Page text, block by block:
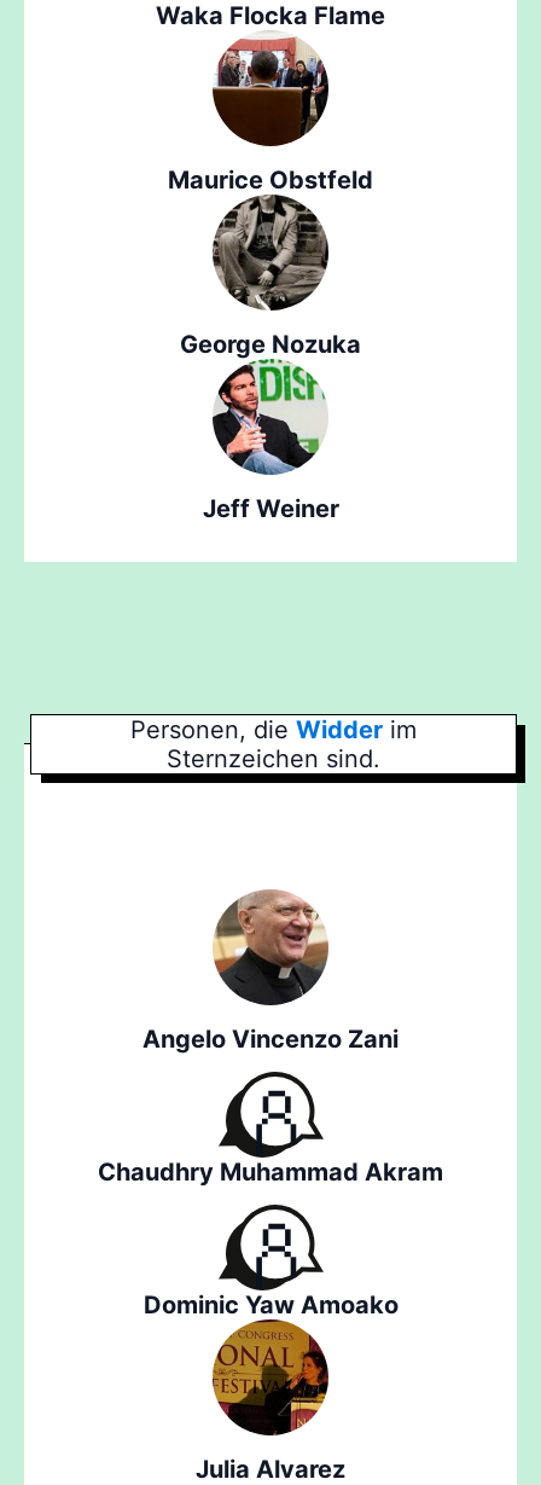
Waka Flocka Flame
Maurice Obstfeld
George Nozuka
Jeff Weiner
Personen, die Widder im
Sternzeichen sind.
Angelo Vincenzo Zani
Chaudhry Muhammad Akram
Dominic Yaw Amoako
Julia Alvarez